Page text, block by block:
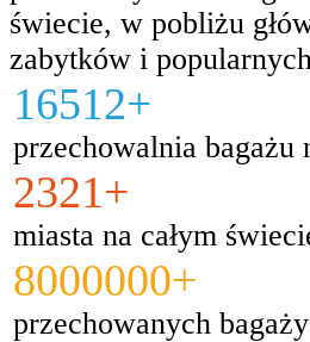
świecie, w pobliżu
zabytków i
16512+
przechowalnia bagażu
2321+
miasta na całym
8000000+
przechowanych bagaży